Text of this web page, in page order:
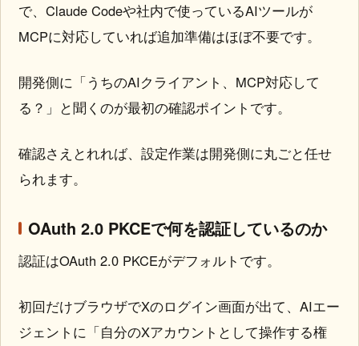
で、Claude Codeや社内で使っているAIツールが
MCPに対応していれば追加準備はほぼ不要です。
開発側に「うちのAIクライアント、MCP対応して
る？」と聞くのが最初の確認ポイントです。
確認さえとれれば、設定作業は開発側に丸ごと任せ
られます。
OAuth 2.0 PKCEで何を認証しているのか
認証はOAuth 2.0 PKCEがデフォルトです。
初回だけブラウザでXのログイン画面が出て、AIエー
ジェントに「自分のXアカウントとして操作する権